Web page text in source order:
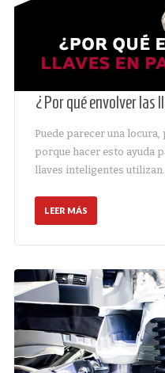
¿Por qué envolver las
Puede parecer una
porque hacer esto ayuda
llaves inteligentes
LEER MÁS